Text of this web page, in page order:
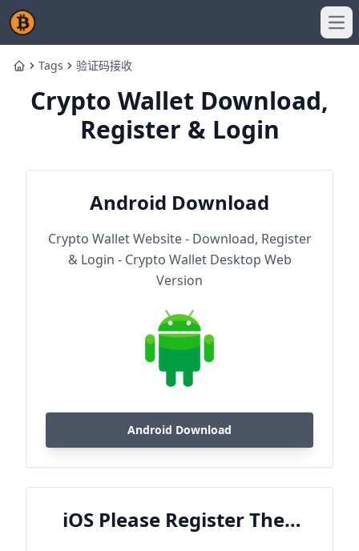
HomeTags 验证码接收
Crypto Wallet Download,
Register & Login
Android Download
Crypto Wallet Website - Download, Register
& Login - Crypto Wallet Desktop Web
Version
Android Download
iOS Please Register Then
Download